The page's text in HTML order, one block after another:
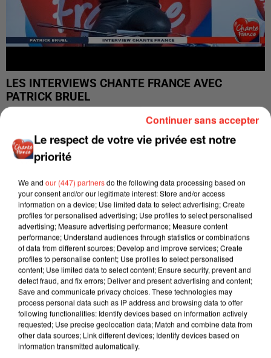
LES INTERVIEWS CHANTE FRANCE AVEC
PATRICK BRUEL
Interview diffusée sur CHANTE FRANCE le Vendredi 02
LES INTERVIEWS CHANTE FRANCE AVEC
Le respect de votre vie privée est notre
priorité
We and our (447) partnersdo the following data processing based on
your consent and/or our legitimate interest: Store and/or access
information on a device; Use limited data to select advertising; Create
profiles for personalised advertising; Use profiles to select personalised
advertising; Measure advertising performance; Measure content
performance; Understand audiences through statistics or combinations
of data from different sources; Develop and improve services; Create
profiles to personalise content; Use profiles to select personalised
content; Use limited data to select content; Ensure security, prevent and
detect fraud, and fix errors; Deliver and present advertising and content;
Save and communicate privacy choices. These technologies may
process personal data such as IP address and browsing data to offer
following functionalities: Identify devices based on information actively
requested; Use precise geolocation data; Match and combine data from
other data sources; Link different devices; Identify devices based on
information transmitted automatically.
Continuer sans accepter